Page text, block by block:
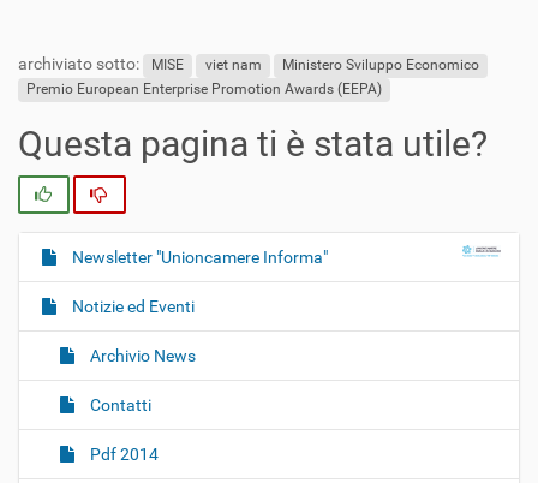
archiviato sotto: MISE viet nam
Ministero Sviluppo Economico
Premio European Enterprise Promotion Awards (EEPA)
Questa pagina ti è stata utile?
N
a
v
g
i
Newsletter "Unioncamere Informa"
Notizie ed Eventi
Archivio News
Contatti
Pdf 2014